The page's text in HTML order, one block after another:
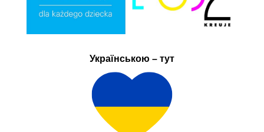
Українською – тут